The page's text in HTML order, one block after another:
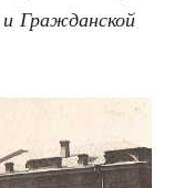
Граж­дан­ской